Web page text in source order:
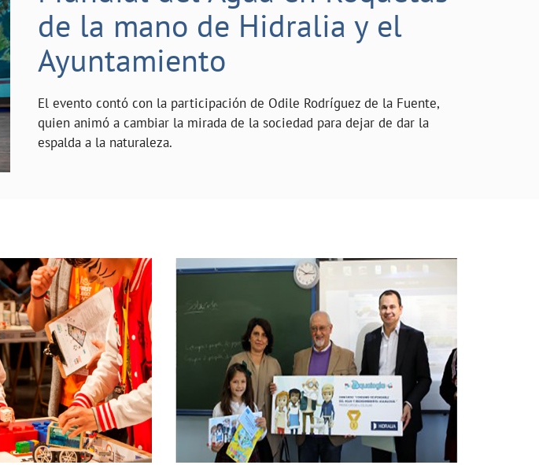
de la mano de Hidralia y el
Ayuntamiento
El evento contó con la participación de Odile Rodríguez de la Fuente,
quien animó a cambiar la mirada de la sociedad para dejar de dar la
espalda a la naturaleza.